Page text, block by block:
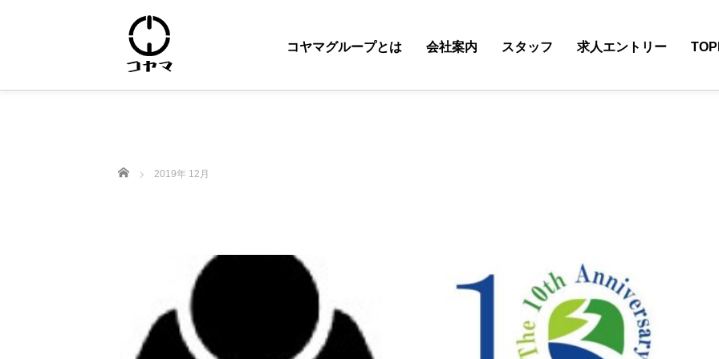
コヤマグループとは 会社案内 スタッフ 求人エントリー
ホーム 2019年 12月